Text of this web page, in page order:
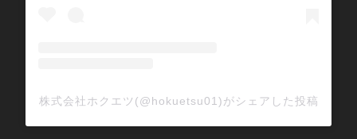
株式会社ホクエツ(@hokuetsu01)がシェアした投稿